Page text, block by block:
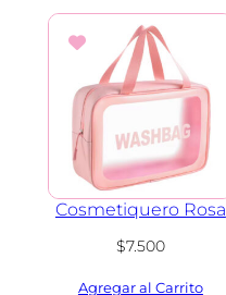
Cosmetiquero Rosa
$7.500